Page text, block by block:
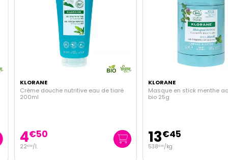
KLORANE
Crème douche nutritive eau de tiaré
200ml
4€50
€ 50/l.
KLORANE
Masque en stick menthe
bio 25g
13€45
538€ 00/kg